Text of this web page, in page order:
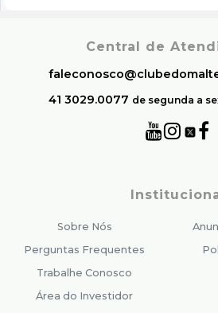
Central de
41 3029.0077 de segunda a
Sobre Nós
Perguntas Frequentes
Trabalhe Conosco
Área do Investidor